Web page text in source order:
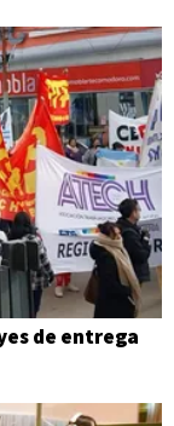
de entrega